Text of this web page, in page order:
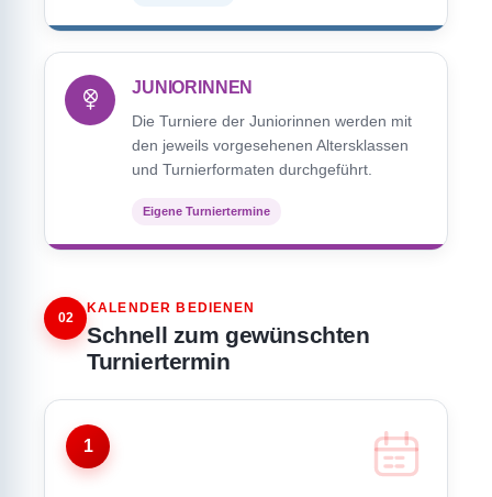
JUNIORINNEN
Die Turniere der Juniorinnen werden mit
den jeweils vorgesehenen Altersklassen
und Turnierformaten durchgeführt.
Eigene Turniertermine
02
KALENDER BEDIENEN
Schnell zum gewünschten
Turniertermin
1